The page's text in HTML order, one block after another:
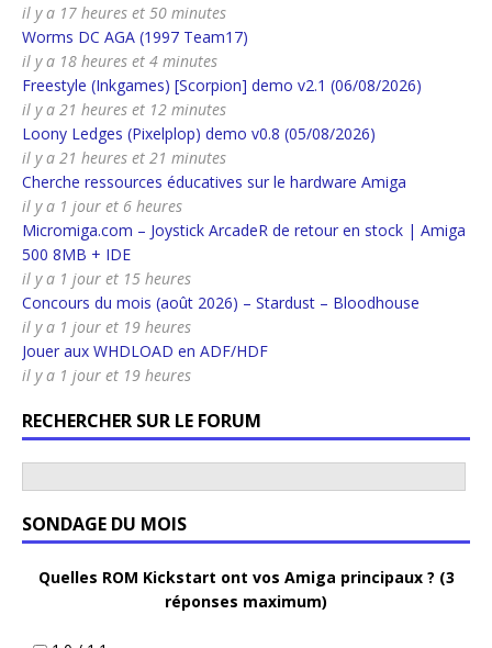
il y a 17 heures et 50 minutes
Worms DC AGA (1997 Team17)
il y a 18 heures et 4 minutes
Freestyle (Inkgames) [Scorpion] demo v2.1 (06/08/2026)
il y a 21 heures et 12 minutes
Loony Ledges (Pixelplop) demo v0.8 (05/08/2026)
il y a 21 heures et 21 minutes
Cherche ressources éducatives sur le hardware Amiga
il y a 1 jour et 6 heures
Micromiga.com – Joystick ArcadeR de retour en stock | Amiga
500 8MB + IDE
il y a 1 jour et 15 heures
Concours du mois (août 2026) – Stardust – Bloodhouse
il y a 1 jour et 19 heures
Jouer aux WHDLOAD en ADF/HDF
il y a 1 jour et 19 heures
RECHERCHER SUR LE FORUM
SONDAGE DU MOIS
Quelles ROM Kickstart ont vos Amiga principaux ? (3
réponses maximum)